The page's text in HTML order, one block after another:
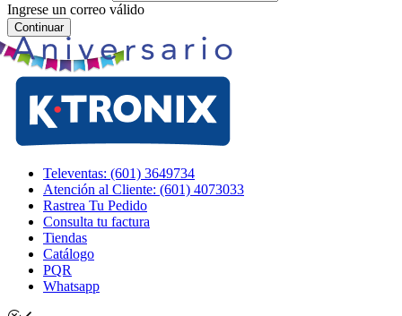
Ingrese un correo válido
Continuar
Televentas: (601) 3649734
Atención al Cliente: (601) 4073033
Rastrea Tu Pedido
Consulta tu factura
Tiendas
Catálogo
PQR
Whatsapp